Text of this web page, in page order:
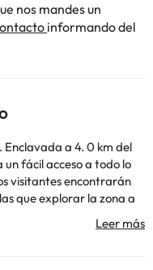
nos mandes un
informando del
Enclavada a 4. 0 km del
fácil acceso a todo lo
visitantes encontrarán
que explorar la zona a
a 500 metros del
el aeropuerto a 4. 6